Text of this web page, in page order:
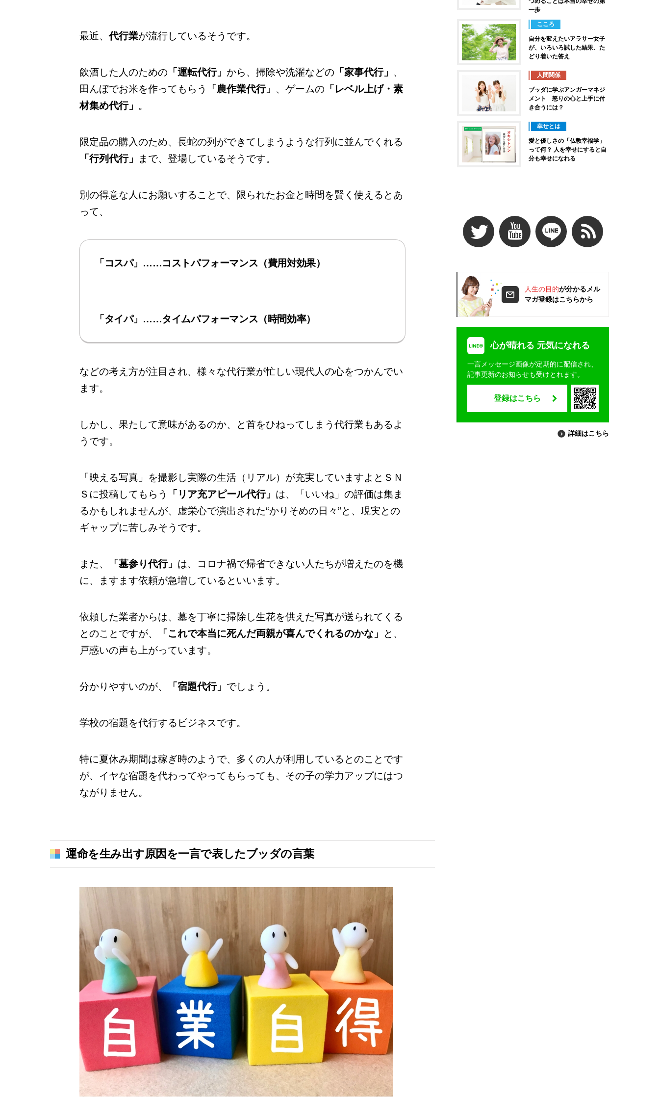
最近、代行業が流行しているそうです。
飲酒した人のための 「運転代行」 から、掃除や洗濯などの 「家事代行」 、
田んぼでお米を作ってもらう
「農作業代行」 、ゲームの 「レベル上げ・素
材集め代行」 。
限定品の購入のため、長蛇の列ができてしまうような行列に並んでくれる
「行列代行」
まで、登場しているそうです。
別の得意な人にお願いすることで、限られたお金と時間を賢く使えるとあ
って、
「コスパ」……コストパフォーマンス（費用対効果）
「タイパ」……タイムパフォーマンス（時間効率）
などの考え方が注目され、様々な代行業が忙しい現代人の心をつかんでい
ます。
しかし、果たして意味があるのか、と首をひねってしまう代行業もあるよ
うです。
「映える写真」を撮影し実際の生活（リアル）が充実していますよとＳＮ
Ｓに投稿してもらう
「リア充アピール代行」 は、「いいね」の評価は集ま
るかもしれませんが、虚栄心で演出された“かりそめの日々”と、現実との
ギャップに苦しみそうです。
また、 「墓参り代行」 は、コロナ禍で帰省できない人たちが増えたのを機
に、ますます依頼が急増しているといいます。
依頼した業者からは、墓を丁寧に掃除し生花を供えた写真が送られてくる
とのことですが、
「これで本当に死んだ両親が喜んでくれるのかな」
と、
戸惑いの声も上がっています。
分かりやすいのが、 「宿題代行」 でしょう。
学校の宿題を代行するビジネスです。
特に夏休み期間は稼ぎ時のようで、多くの人が利用しているとのことです
が、イヤな宿題を代わってやってもらっても、その子の学力アップにはつ
ながりません。
運命を生み出す原因を一言で表したブッダの言葉
一歩
こころ
自分を変えたいアラサー女子
が、いろいろ試した結果、た
どり着いた答え
人間関係
ブッダに学ぶアンガーマネジ
メント 怒りの心と上手に付
き合うには？
幸せとは
愛と優しさの「仏教幸福学」
って何？ 人を幸せにすると自
分も幸せになれる
人生の目的が分かるメル
マガ登録はこちらから
心が晴れる 元気になれる
一言メッセージ画像が定期的に配信され、
記事更新のお知らせも受けとれます。
登録はこちら
詳細はこちら